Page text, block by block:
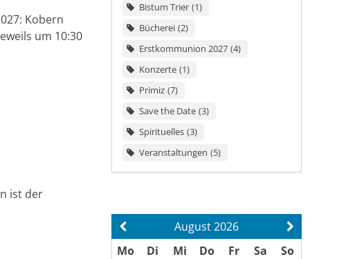
Kobern
um 10:30
ist der
Bistum Trier 1
Bücherei 2
Erstkommunion 2027 4
Konzerte 1
Primiz 7
Save the Date 3
Spirituelles 3
Veranstaltungen 5
Vorherige Seite
August 2026 Nächste
Mo Di Mi Do Fr Sa
So